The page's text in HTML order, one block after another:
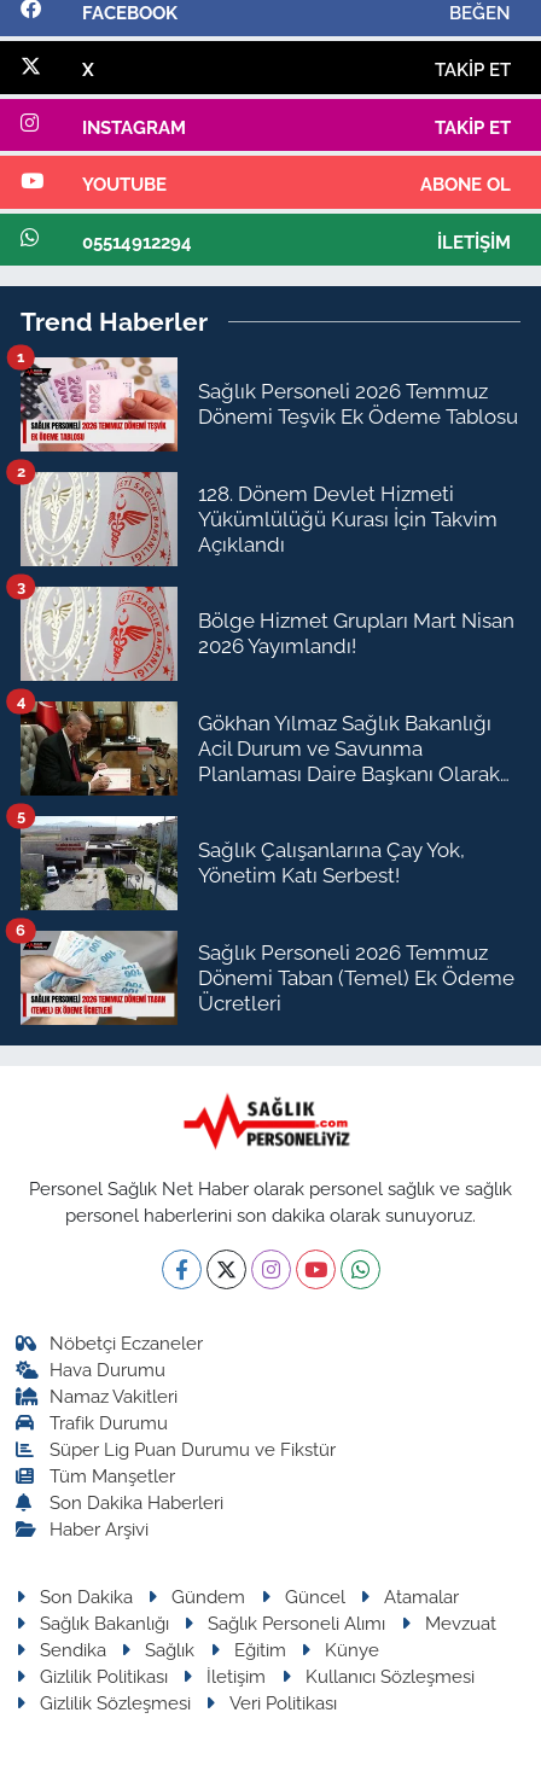
FACEBOOK BEĞEN
X TAKIP ET
INSTAGRAM TAKIP ET
YOUTUBE ABONE OL
05514912294 İLETIŞIM
Trend Haberler
Sağlık Personeli 2026 Temmuz
Dönemi Teşvik Ek Ödeme Tablosu
1
128. Dönem Devlet Hizmeti
Yükümlülüğü Kurası İçin Takvim
Açıklandı
2
Bölge Hizmet Grupları Mart Nisan
2026 Yayımlandı!
3
Gökhan Yılmaz Sağlık Bakanlığı
Acil Durum ve Savunma
Planlaması Daire Başkanı Olarak
4
Sağlık Çalışanlarına Çay Yok,
Yönetim Katı Serbest!
5
Sağlık Personeli 2026 Temmuz
Dönemi Taban (Temel) Ek Ödeme
Ücretleri
6
Personel Sağlık Net Haber olarak personel sağlık ve sağlık
personel haberlerini son dakika olarak sunuyoruz.
Nöbetçi Eczaneler
Hava Durumu
Namaz Vakitleri
Trafik Durumu
Süper Lig Puan Durumu ve Fikstür
Tüm Manşetler
Son Dakika Haberleri
Haber Arşivi
Son Dakika Gündem Güncel
Atamalar
Sağlık Bakanlığı
Sağlık Personeli Alımı
Mevzuat
Sendika
Sağlık Eğitim
Künye
Gizlilik Politikası
İletişim
Kullanıcı Sözleşmesi
Gizlilik Sözleşmesi
Veri Politikası